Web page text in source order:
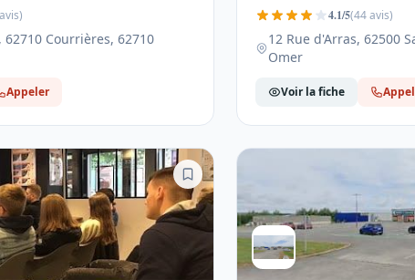
62710 Courrières, 62710
Appeler
4.1/5(44 avis)
12 Rue d'Arras, 62500
Omer
Voir la fiche